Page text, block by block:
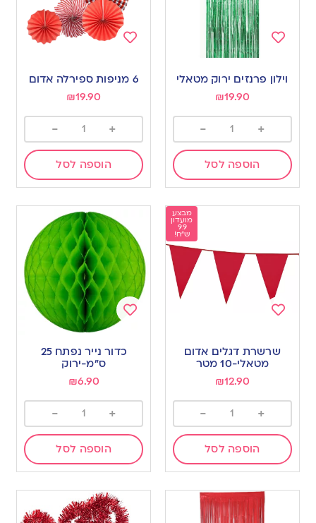
to
wishlist
וילון פרנזים ירוק מטאלי
₪19.90
+
-
הוספה לסל
to
wishlist
6 מניפות ספירלה אדום
₪19.90
+
-
הוספה לסל
מבצע
מועדון
9.9
ש"ח!
wishlist
שרשרת דגלים אדום
מטאלי-10 מטר
₪12.90
+
-
הוספה לסל
wishlist
כדור נייר נפתח 25
ס”מ-ירוק
₪6.90
+
-
הוספה לסל